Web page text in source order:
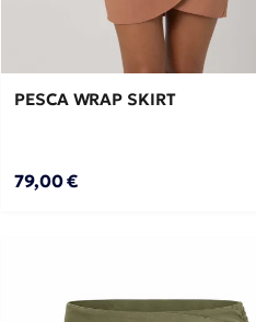
ΠΡΟΣΘΉΚΗ ΣΤΟ ΚΑΛΆΘΙ →
PESCA WRAP SKIRT
79,00 €